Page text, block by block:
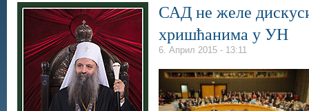
САД не желе
хришћанима у УН
6. Април 2015 - 13:11